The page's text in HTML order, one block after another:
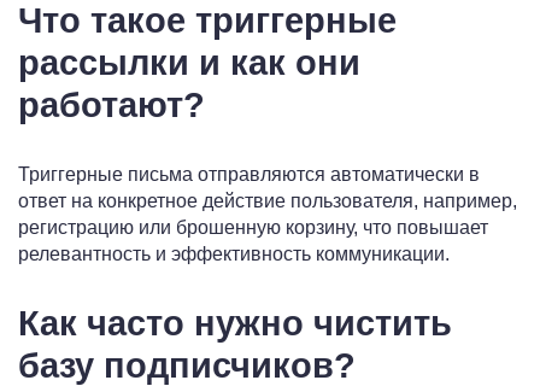
Что такое триггерные
рассылки и как они
работают?
Триггерные письма отправляются автоматически в
ответ на конкретное действие пользователя, например,
регистрацию или брошенную корзину, что повышает
релевантность и эффективность коммуникации.
Как часто нужно чистить
базу подписчиков?